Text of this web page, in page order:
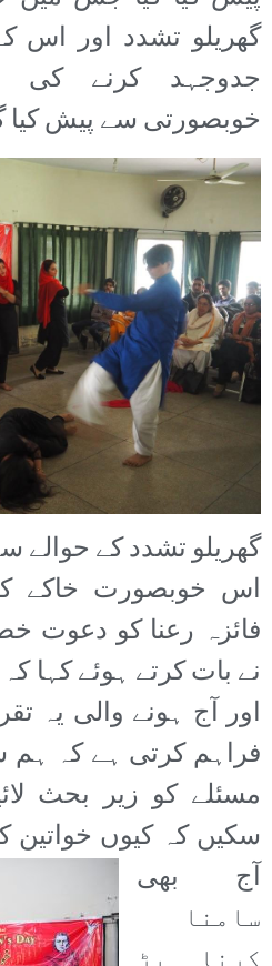
گھریلو تشدد اور اس
جدوجہد کرنے
خوبصورتی سے پیش کیا
گھریلو تشدد کے حوالے
اس خوبصورت خاکے
فائزہ رعنا کو دعوت
نے بات کرتے ہوئے کہا
اور آج ہونے والی یہ
فراہم کرتی ہے کہ
مسئلے کو زیر بحث
سکیں کہ کیوں
آج بھی
سامنا